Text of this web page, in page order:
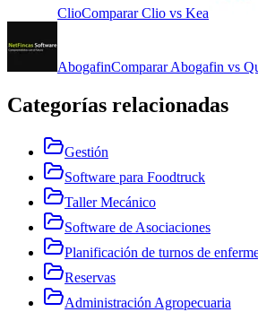
ClioComparar Clio vs Kea
AbogafinCompararAbogafin vs
Categorías relacionadas
Gestión
Software para Foodtruck
Taller Mecánico
Software de Asociaciones
Planificación de turnos de
Reservas
Administración Agropecuaria